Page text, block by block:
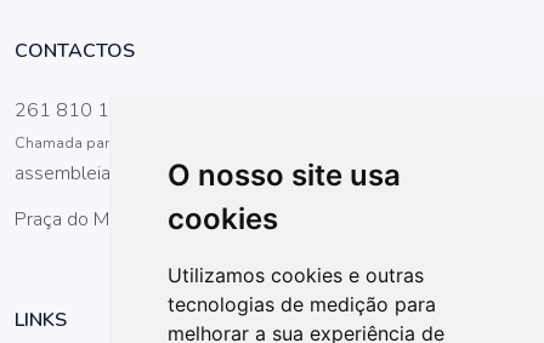
O nosso site usa
cookies
Utilizamos cookies e outras
tecnologias de medição para
melhorar a sua experiência de
CONTACTOS
261 810 100
Chamada para a rede fixa nacional
assembleia@cm-mafra.pt
Praça do Município, 2644-001 Mafra
LINKS